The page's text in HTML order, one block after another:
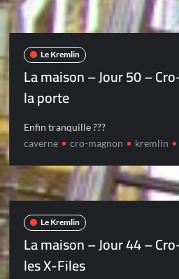
Le Kremlin
La maison – Jour 50 –
la porte
Enfin tranquille ???
caverne
cro-magnon kremlin
Le Kremlin
La maison – Jour 44 –
les X-Files